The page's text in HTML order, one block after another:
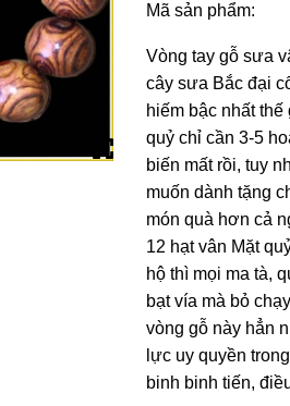
Mã sản phẩm:
Vòng tay gỗ sưa
cây sưa Bắc đại
hiếm bậc nhất
quỷ chỉ cần 3-5
biến mất rồi, tuy
muốn dành tặng
món quà hơn cả
12 hạt vân Mặt
hộ thì mọi ma tà,
bạt vía mà bỏ
vòng gỗ này hẳn
lực uy quyền
binh binh tiến,